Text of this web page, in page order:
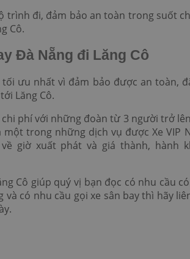
trình đi, đảm bảo an toàn trong suốt
Cô.
Đà Nẵng đi Lăng Cô
ưu nhất vì đảm bảo được an toàn,
Lăng Cô.
phí với những đoàn từ 3 người trở
trong những dịch vụ được Xe VIP
giờ xuất phát và giá thành, hành
Cô giúp quý vị bạn đọc có nhu cầu
có nhu cầu gọi xe sân bay thì hãy